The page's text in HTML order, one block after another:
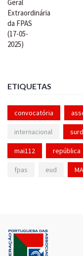
ETIQUETAS
convocatória
internacional
mai112 república
fpas eud